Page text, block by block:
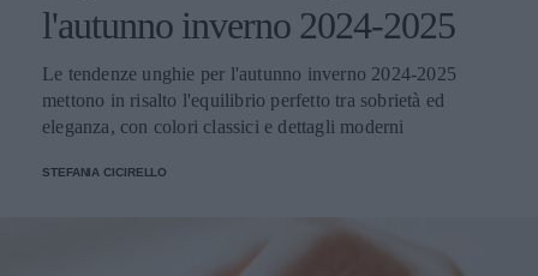
l'autunno inverno 2024-2025
Le tendenze unghie per l'autunno inverno 2024-2025
mettono in risalto l'equilibrio perfetto tra sobrietà ed
eleganza, con colori classici e dettagli moderni
STEFANIA CICIRELLO